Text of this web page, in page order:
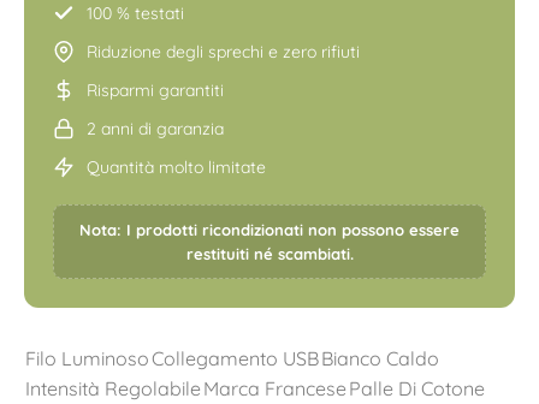
100 % testati
Riduzione degli sprechi e zero rifiuti
Risparmi garantiti
2 anni di garanzia
Quantità molto limitate
Nota: I prodotti ricondizionati non possono essere
restituiti né scambiati.
Filo LuminosoCollegamento USBBianco Caldo
Intensità Regolabile Marca Francese Palle Di Cotone